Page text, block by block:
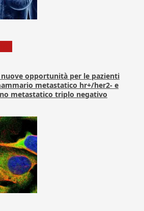
opportunità per le pazienti
metastatico hr+/her2- e
metastatico triplo negativo